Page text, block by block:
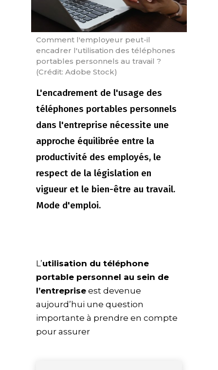
Comment l'employeur peut-il
encadrer l'utilisation des téléphones
portables personnels au travail ?
(Crédit: Adobe Stock)
L'encadrement de l'usage des
téléphones portables personnels
dans l'entreprise nécessite une
approche équilibrée entre la
productivité des employés, le
respect de la législation en
vigueur et le bien-être au travail.
Mode d'emploi.
L’utilisation du téléphone
portable personnel au sein de
l’entreprise est devenue
aujourd’hui une question
importante à prendre en compte
pour assurer